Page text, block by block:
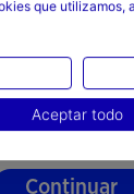
(8)
Mexico
Idioma
Español
Continuar
que utilizamos,
Aceptar todo